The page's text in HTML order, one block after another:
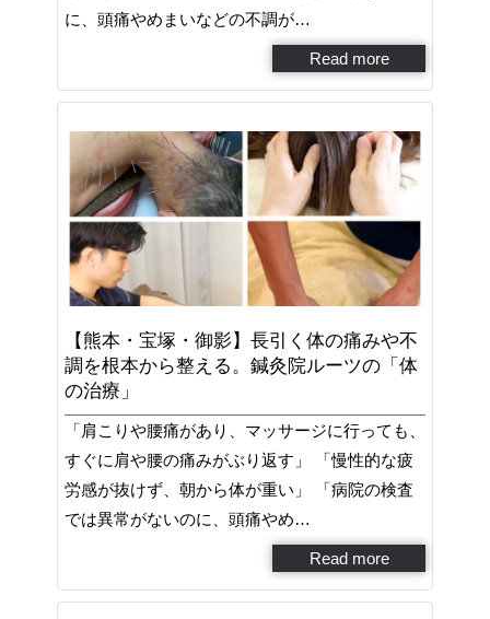
に、頭痛やめまいなどの不調が…
Read more
【熊本・宝塚・御影】長引く体の痛みや不
調を根本から整える。鍼灸院ルーツの「体
の治療」
「肩こりや腰痛があり、マッサージに行っても、
すぐに肩や腰の痛みがぶり返す」 「慢性的な疲
労感が抜けず、朝から体が重い」 「病院の検査
では異常がないのに、頭痛やめ…
Read more